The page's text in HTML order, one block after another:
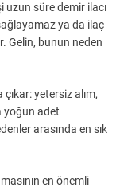
uzun süre demir ilacı
ya da ilaç
Gelin, bunun neden
yetersiz alım,
yoğun adet
arasında en sık
en önemli